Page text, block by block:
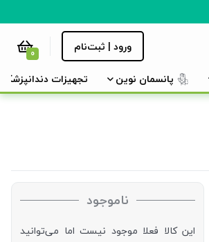
ورود | ثبت‌نام 0
پانسمان نوین تجهیزات دندانپزشکی
ناموجود
این کالا فعلا موجود نیست اما می‌توانید